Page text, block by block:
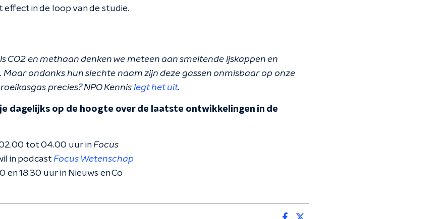
effect in de loop van de studie.
CO2 en methaan denken we meteen aan smeltende ijskappen en
ondanks hun slechte naam zijn deze gassen onmisbaar op onze
precies? NPO Kennis legt het uit.
je dagelijks op de hoogte over de laatste ontwikkelingen in de
tot 04.00 uur inFocus
in podcast Focus Wetenschap
en 18.30 uur in Nieuws en Co